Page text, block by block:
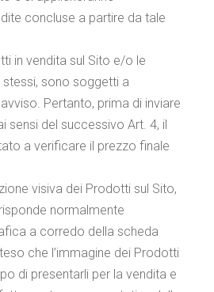
concluse a partire da tale
in vendita sul Sito e/o le
sono soggetti a
Pertanto, prima di inviare
sensi del successivo Art. 4, il
a verificare il prezzo finale
visiva dei Prodotti sul Sito,
normalmente
a corredo della scheda
che l’immagine dei Prodotti
di presentarli per la vendita e